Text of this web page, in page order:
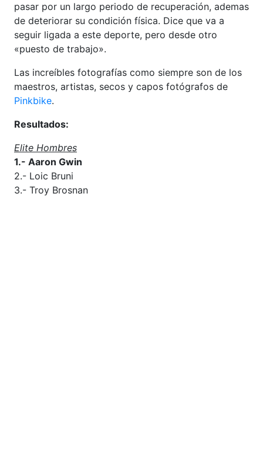
pasar por un largo periodo de recuperación, ademas
de deteriorar su condición física. Dice que va a
seguir ligada a este deporte, pero desde otro
«puesto de trabajo».
Las increíbles fotografías como siempre son de los
maestros, artistas, secos y capos fotógrafos de
Pinkbike.
Resultados:
Elite Hombres
1.- Aaron Gwin
2.- Loic Bruni
3.- Troy Brosnan